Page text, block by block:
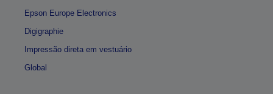
Epson Europe Electronics
Digigraphie
Impressão direta em vestuário
Global